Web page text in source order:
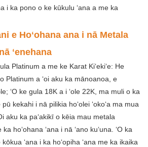
i ka pono o ke kūkulu ʻana a me ka
e Hoʻohana ana i nā Metala
​​​​ʻenehana
Platinum a me ke Karat Kiʻekiʻe: He
o Platinum a ʻoi aku ka mānoanoa, e
ʻO ke gula 18K a i ʻole 22K, ma muli o ka
kekahi i nā pilikia hoʻolei ʻokoʻa ma mua
aku ka paʻakikī o kēia mau metala
hoʻohana ʻana i nā ʻano kuʻuna. ʻO ka
ʻana i ka hoʻopiha ʻana me ka ikaika